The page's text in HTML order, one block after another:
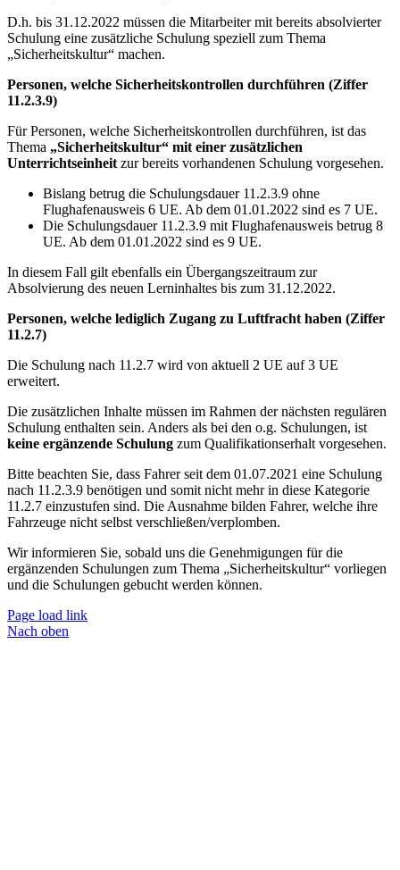
D.h. bis 31.12.2022 müssen die Mitarbeiter mit bereits absolvierter
Schulung eine zusätzliche Schulung speziell zum Thema
„Sicherheitskultur“ machen.
Personen, welche Sicherheitskontrollen durchführen (Ziffer
11.2.3.9)
Für Personen, welche Sicherheitskontrollen durchführen, ist das
Thema „Sicherheitskultur“ mit einer zusätzlichen
Unterrichtseinheit zur bereits vorhandenen Schulung vorgesehen.
Bislang betrug die Schulungsdauer 11.2.3.9 ohne
Flughafenausweis 6 UE. Ab dem 01.01.2022 sind es 7 UE.
Die Schulungsdauer 11.2.3.9 mit Flughafenausweis betrug 8
UE. Ab dem 01.01.2022 sind es 9 UE.
In diesem Fall gilt ebenfalls ein Übergangszeitraum zur
Absolvierung des neuen Lerninhaltes bis zum 31.12.2022.
Personen, welche lediglich Zugang zu Luftfracht haben (Ziffer
11.2.7)
Die Schulung nach 11.2.7 wird von aktuell 2 UE auf 3 UE
erweitert.
Die zusätzlichen Inhalte müssen im Rahmen der nächsten regulären
Schulung enthalten sein. Anders als bei den o.g. Schulungen, ist
keine ergänzende Schulung zum Qualifikationserhalt vorgesehen.
Bitte beachten Sie, dass Fahrer seit dem 01.07.2021 eine Schulung
nach 11.2.3.9 benötigen und somit nicht mehr in diese Kategorie
11.2.7 einzustufen sind. Die Ausnahme bilden Fahrer, welche ihre
Fahrzeuge nicht selbst verschließen/verplomben.
Wir informieren Sie, sobald uns die Genehmigungen für die
ergänzenden Schulungen zum Thema „Sicherheitskultur“ vorliegen
und die Schulungen gebucht werden können.
Page load link
Nach oben